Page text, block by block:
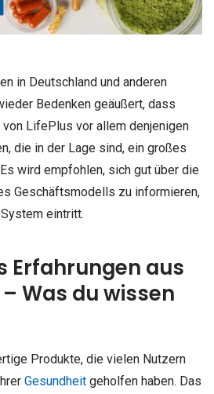
in Deutschland und anderen
Bedenken geäußert, dass
LifePlus vor allem denjenigen
die in der Lage sind, ein großes
wird empfohlen, sich gut über die
Geschäftsmodells zu informieren,
eintritt.
Erfahrungen aus
Was du wissen
Produkte, die vielen Nutzern
Gesundheit geholfen haben. Das